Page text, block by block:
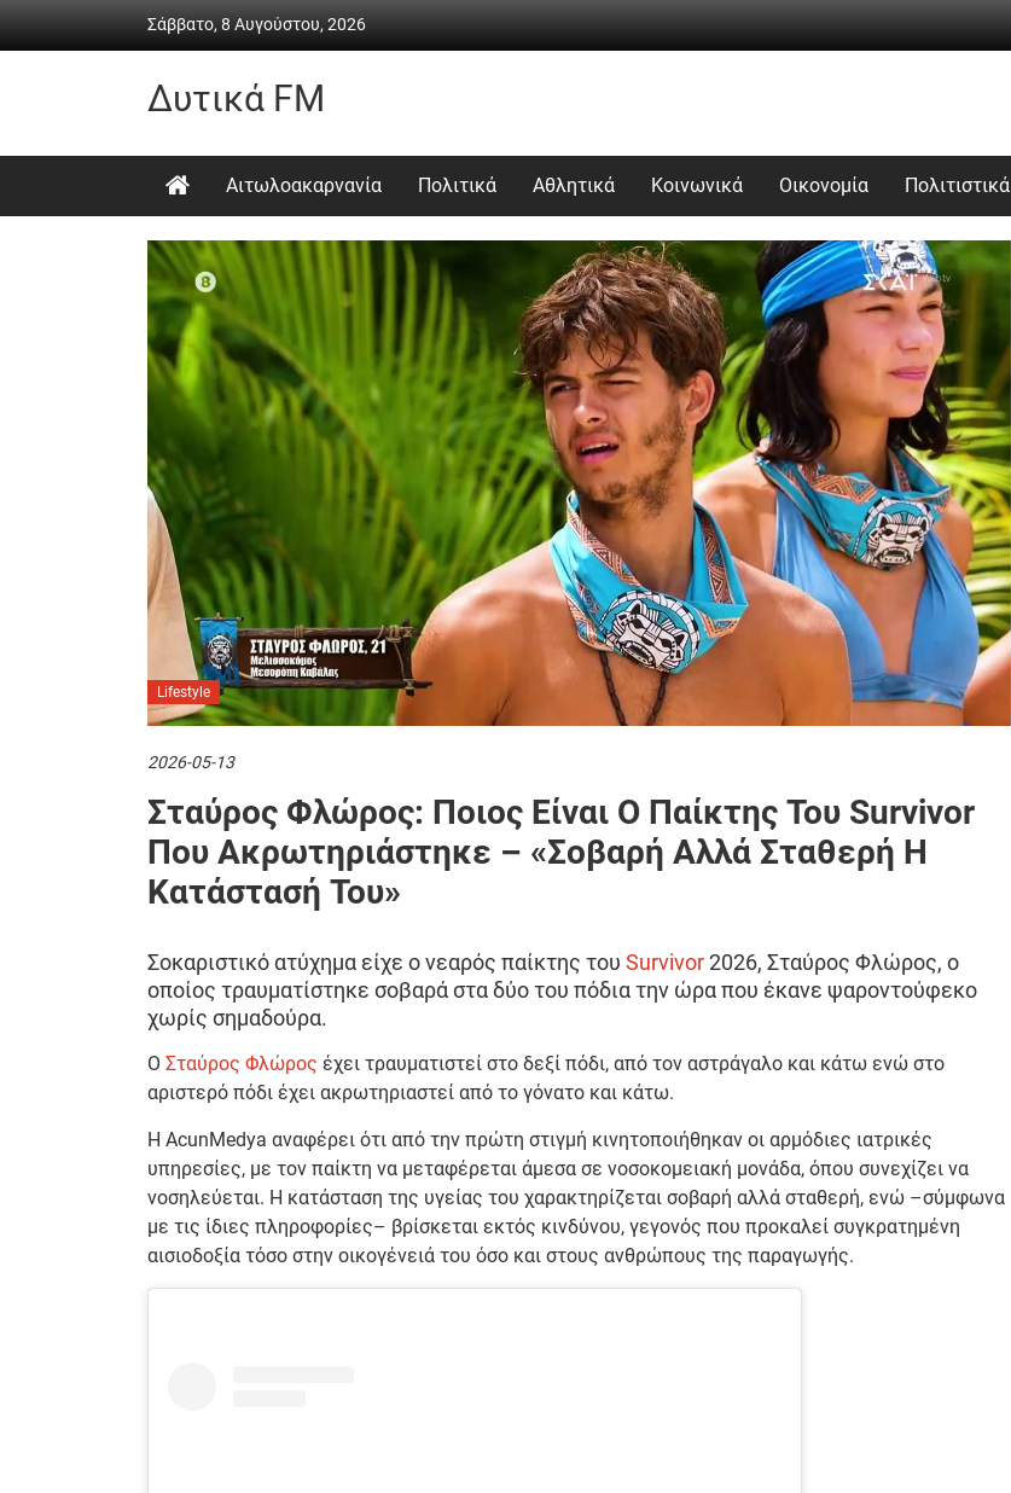
Σάββατο, 8 Αυγούστου, 2026
Δυτικά FM
Καθημερινή
&
ψυχαγωγία
Αιτωλοακαρνανία Πολιτικά Αθλητικά Κοινωνικά Οικονομία Πολιτιστικά
Lifestyle
2026-05-13
Σταύρος Φλώρος: Ποιος Είναι Ο Παίκτης Του Survivor
Που Ακρωτηριάστηκε – «Σοβαρή Αλλά Σταθερή Η
Κατάστασή Του»
Σοκαριστικό ατύχημα είχε ο νεαρός παίκτης του Survivor2026, Σταύρος Φλώρος, ο
οποίος τραυματίστηκε σοβαρά στα δύο του πόδια την ώρα που έκανε ψαροντούφεκο
χωρίς σημαδούρα.
Ο Σταύρος Φλώρος έχει τραυματιστεί στο δεξί πόδι, από τον αστράγαλο και κάτω ενώ στο
αριστερό πόδι έχει ακρωτηριαστεί από το γόνατο και κάτω.
Η AcunMedya αναφέρει ότι από την πρώτη στιγμή κινητοποιήθηκαν οι αρμόδιες ιατρικές
υπηρεσίες, με τον παίκτη να μεταφέρεται άμεσα σε νοσοκομειακή μονάδα, όπου συνεχίζει να
νοσηλεύεται. Η κατάσταση της υγείας του χαρακτηρίζεται σοβαρή αλλά σταθερή, ενώ –σύμφωνα
με τις ίδιες πληροφορίες– βρίσκεται εκτός κινδύνου, γεγονός που προκαλεί συγκρατημένη
αισιοδοξία τόσο στην οικογένειά του όσο και στους ανθρώπους της παραγωγής.